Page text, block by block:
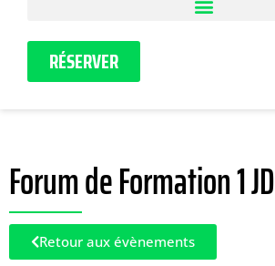
RÉSERVER
Forum de Formation 1 JD
Retour aux évènements